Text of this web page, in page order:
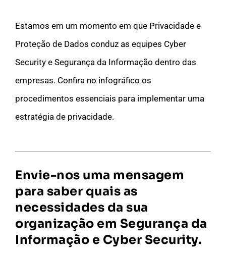
Estamos em um momento em que Privacidade e
Proteção de Dados conduz as equipes Cyber
Security e Segurança da Informação dentro das
empresas. Confira no infográfico os
procedimentos essenciais para implementar uma
estratégia de privacidade.
Envie-nos uma mensagem
para saber quais as
necessidades da sua
organização em Segurança da
Informação e Cyber Security.